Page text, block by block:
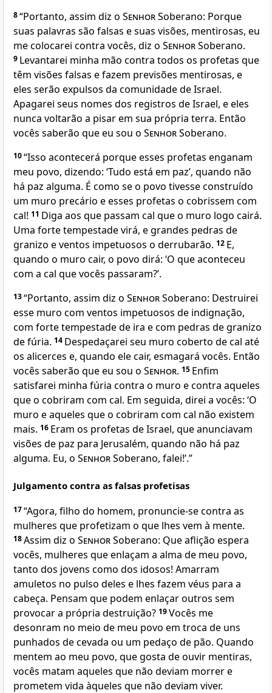
8“Portanto, assim diz o SenhorSoberano: Porque
suas palavras são falsas e suas visões, mentirosas, eu
me colocarei contra vocês, diz o SenhorSoberano.
9 Levantarei minha mão contra todos os profetas que
têm visões falsas e fazem previsões mentirosas, e
eles serão expulsos da comunidade de Israel.
Apagarei seus nomes dos registros de Israel, e eles
nunca voltarão a pisar em sua própria terra. Então
vocês saberão que eu sou o SenhorSoberano.
10“Isso acontecerá porque esses profetas enganam
meu povo, dizendo: ‘Tudo está em paz’, quando não
há paz alguma. É como se o povo tivesse construído
um muro precário e esses profetas o cobrissem com
cal! 11 Diga aos que passam cal que o muro logo cairá.
Uma forte tempestade virá, e grandes pedras de
granizo e ventos impetuosos o derrubarão. 12 E,
quando o muro cair, o povo dirá: ‘O que aconteceu
com a cal que vocês passaram?’.
13“Portanto, assim diz o SenhorSoberano: Destruirei
esse muro com ventos impetuosos de indignação,
com forte tempestade de ira e com pedras de granizo
de fúria. 14 Despedaçarei seu muro coberto de cal até
os alicerces e, quando ele cair, esmagará vocês. Então
vocês saberão que eu sou o Senhor. 15 Enfim
satisfarei minha fúria contra o muro e contra aqueles
que o cobriram com cal. Em seguida, direi a vocês: ‘O
muro e aqueles que o cobriram com cal não existem
mais. 16 Eram os profetas de Israel, que anunciavam
visões de paz para Jerusalém, quando não há paz
alguma. Eu, o SenhorSoberano, falei!’.”
Julgamento contra as falsas profetisas
17“Agora, filho do homem, pronuncie-se contra as
mulheres que profetizam o que lhes vem à mente.
18Assim diz o SenhorSoberano: Que aflição espera
vocês, mulheres que enlaçam a alma de meu povo,
tanto dos jovens como dos idosos! Amarram
amuletos no pulso deles e lhes fazem véus para a
cabeça. Pensam que podem enlaçar outros sem
provocar a própria destruição? 19Vocês me
desonram no meio de meu povo em troca de uns
punhados de cevada ou um pedaço de pão. Quando
mentem ao meu povo, que gosta de ouvir mentiras,
vocês matam aqueles que não deviam morrer e
prometem vida àqueles que não deviam viver.